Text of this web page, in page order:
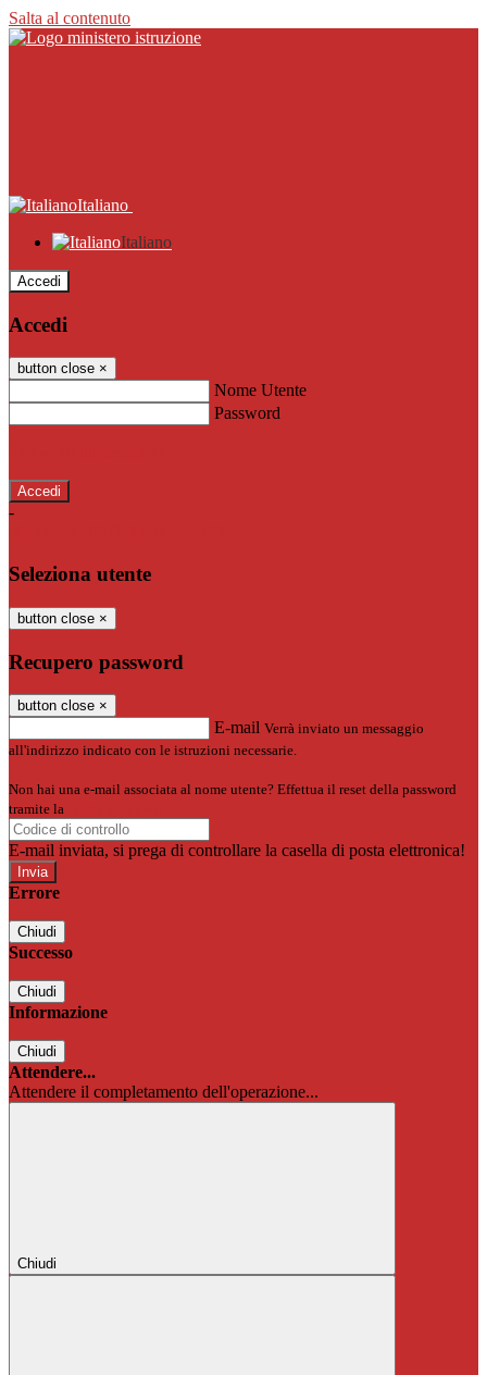
Salta al contenuto
Italiano
Italiano
Accedi
Accedi
button close ×
Nome Utente
Password
-
Seleziona utente
button close ×
Recupero password
button close ×
E-mail Verrà inviato un messaggio
all'indirizzo indicato con le istruzioni necessarie.
Non hai una e-mail associata al nome utente? Effettua il reset della password
tramite la
E-mail inviata, si prega di controllare la casella di posta elettronica!
Errore
Chiudi
Successo
Chiudi
Informazione
Chiudi
Attendere...
Attendere il completamento dell'operazione...
Chiudi